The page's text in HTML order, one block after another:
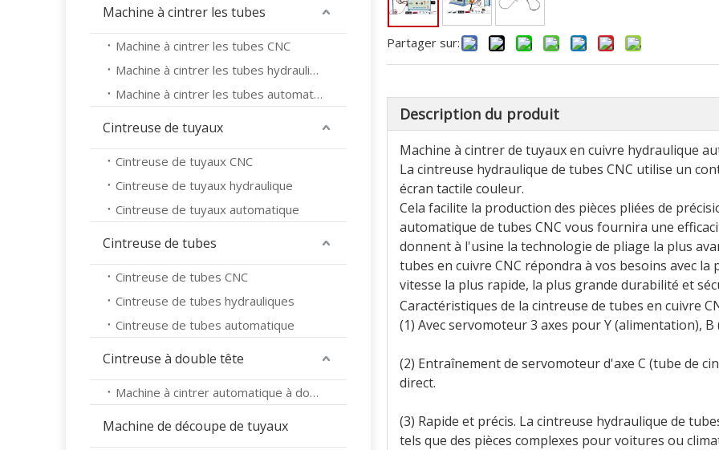
Machine à cintrer les tubes
Machine à cintrer les tubes CNC
Machine à cintrer les tubes hydrauliques
Machine à cintrer les tubes automatique
Cintreuse de tuyaux
Cintreuse de tuyaux CNC
Cintreuse de tuyaux hydraulique
Cintreuse de tuyaux automatique
Cintreuse de tubes
Cintreuse de tubes CNC
Cintreuse de tubes hydrauliques
Cintreuse de tubes automatique
Cintreuse à double tête
Machine à cintrer automatique à double tête
Machine de découpe de tuyaux
Partager sur:
Description du produit
Machine à cintrer de tuyaux en cuivre hydraulique
La cintreuse hydraulique de tubes CNC utilise un
écran tactile couleur.
Cela facilite la production des pièces pliées de
automatique de tubes CNC vous fournira une
donnent à l'usine la technologie de pliage la plus
tubes en cuivre CNC répondra à vos besoins avec
vitesse la plus rapide, la plus grande durabilité et
Caractéristiques de la cintreuse de tubes en cuivre
(1) Avec servomoteur 3 axes pour Y (alimentation),
(2) Entraînement de servomoteur d'axe C (tube de
direct.
(3) Rapide et précis. La cintreuse hydraulique de
tels que des pièces complexes pour voitures ou